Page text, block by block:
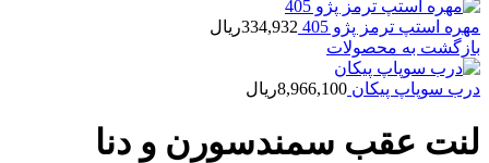
مهره استپ ترمز پژو 405 334,932ریال
بازگشت به محصولات
درب سوپاپ پیکان 8,966,100ریال
لنت عقب سمندسورن و دنا